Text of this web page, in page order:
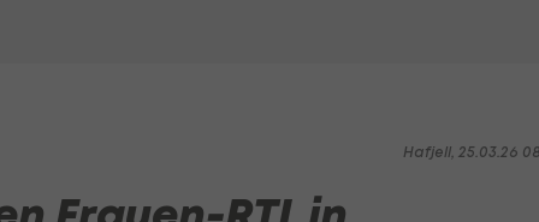
Hafjell, 25.03.26